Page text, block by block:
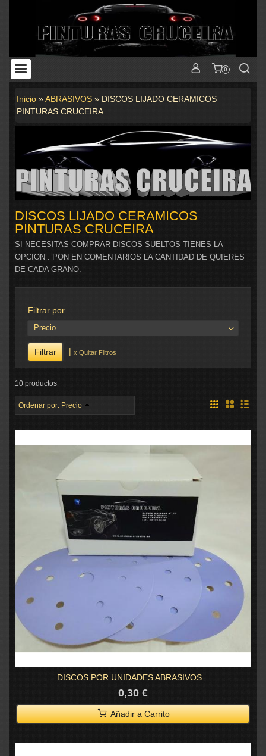
0
Inicio »ABRASIVOS » DISCOS LIJADO CERAMICOS
PINTURAS CRUCEIRA
DISCOS LIJADO CERAMICOS
PINTURAS CRUCEIRA
SI NECESITAS COMPRAR DISCOS SUELTOS TIENES LA
OPCION . PON EN COMENTARIOS LA CANTIDAD DE QUIERES
DE CADA GRANO.
Filtrar por
Precio
x Quitar Filtros
10 productos
Ordenar por: Precio
DISCOS POR UNIDADES ABRASIVOS...
0,30 €
Añadir a Carrito